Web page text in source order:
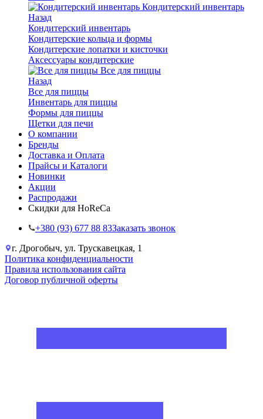
Кондитерский инвентарь
Назад
Кондитерский инвентарь
Кондитерские кольца и формы
Кондитерские лопатки и кисточки
Аксессуары кондитерские
Все для пиццы
Назад
Все для пиццы
Инвентарь для пиццы
Формы для пиццы
Щетки для печи
О компании
Бренды
Доставка и Оплата
Прайсы и Каталоги
Новинки
Акции
Распродажи
Скидки для HoReCa
+38‎0 (93) 677 88 83Заказать звонок
г. Дрогобыч, ул. Трускавецкая, 1
Политика конфиденциальности
Правила использования сайта
Договор публичной оферты